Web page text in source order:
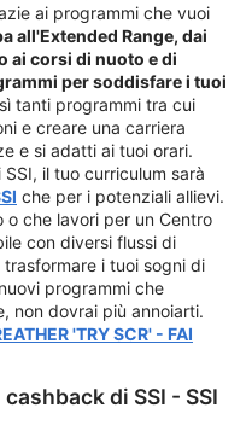
ai programmi che vuoi
all'Extended Range, dai
ai corsi di nuoto e di
per soddisfare i tuoi
tanti programmi tra cui
e creare una carriera
e si adatti ai tuoi orari.
il tuo curriculum sarà
che per i potenziali allievi.
che lavori per un Centro
con diversi flussi di
i tuoi sogni di
programmi che
non dovrai più annoiarti.
'TRY SCR' - FAI
di SSI - SSI